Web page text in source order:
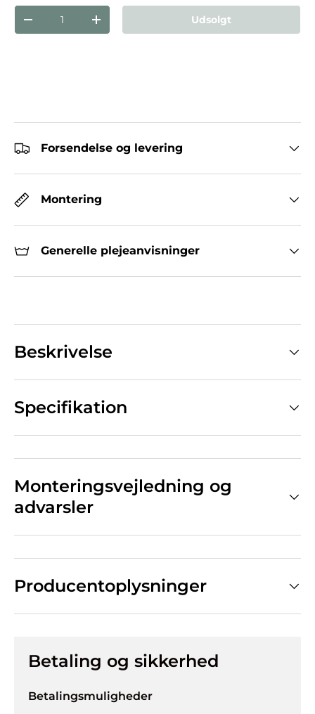
Antal
Reducer mængdenForøg mængden Udsolgt
Forsendelse og levering
Montering
Generelle plejeanvisninger
Beskrivelse
Specifikation
Monteringsvejledning og
advarsler
Producentoplysninger
Betaling og sikkerhed
Betalingsmuligheder